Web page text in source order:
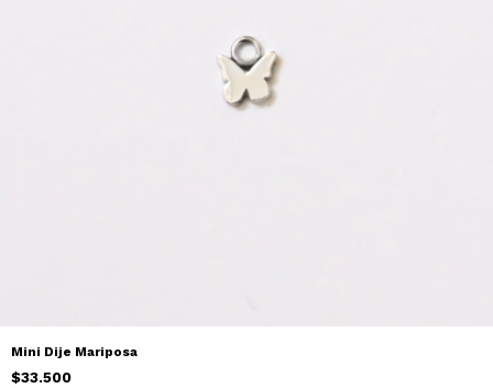
Mini Dije Mariposa
$33.500